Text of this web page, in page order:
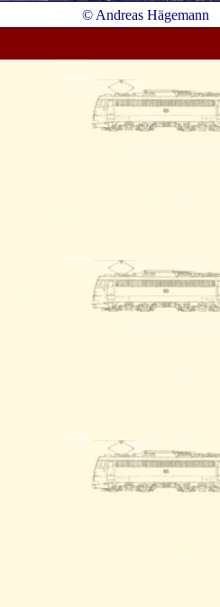
© Andreas Hägemann